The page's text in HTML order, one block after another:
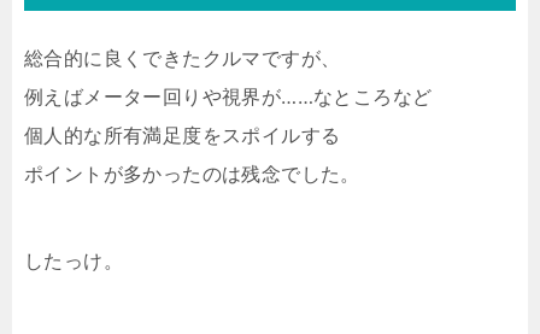
総合的に良くできたクルマですが、
例えばメーター回りや視界が……なところなど
個人的な所有満足度をスポイルする
ポイントが多かったのは残念でした。
したっけ。